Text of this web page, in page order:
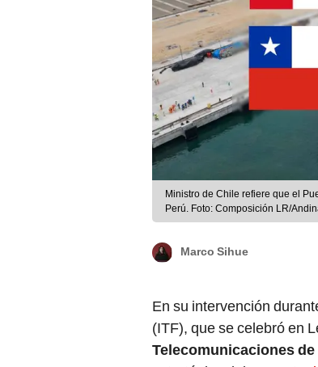
Ministro de Chile refiere que el
Perú. Foto: Composición LR/
(ITF), que se celebró en
Telecomunicaciones de
estratégica delproyecto